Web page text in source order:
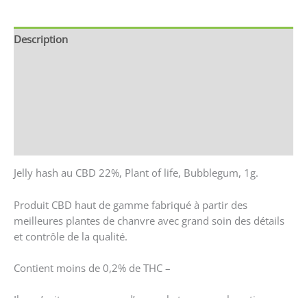
Description
Jelly hash au CBD 22%, Plant of life, Bubblegum, 1g.
Produit CBD haut de gamme fabriqué à partir des
meilleures plantes de chanvre avec grand soin des détails
et contrôle de la qualité.
Contient moins de 0,2% de THC –